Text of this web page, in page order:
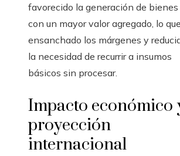
favorecido la generación de bienes
con un mayor valor agregado, lo
ensanchado los márgenes y
la necesidad de recurrir a insumos
básicos sin procesar.
Impacto económico
proyección
internacional